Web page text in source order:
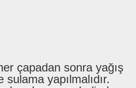
çapadan sonra yağış
yapılmalıdır.